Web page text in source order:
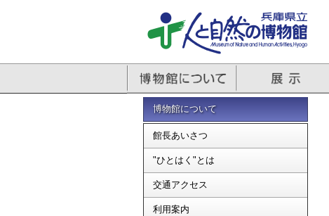
博物館について
館長あいさつ
"ひとはく"とは
交通アクセス
利用案内